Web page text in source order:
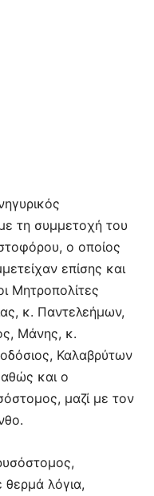
τη συμμετοχή του
ο οποίος
επίσης και
Μητροπολίτες
κ. Παντελεήμων,
Μάνης, κ.
Καλαβρύτων
και ο
μαζί με τον
θερμά λόγια,